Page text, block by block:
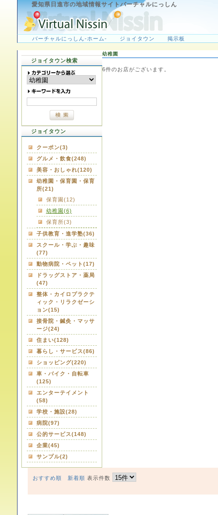
愛知県日進市の地域情報サイトバーチャルにっしん
バーチャルにっしん-ホーム- ジョイタウン 掲示板
ジョイタウン検索
ジョイタウン
クーポン(3)
グルメ・飲食(248)
美容・おしゃれ(120)
幼稚園・保育園・保育
所(21)
保育園(12)
幼稚園(6)
保育所(3)
子供教育・進学塾(36)
スクール・学ぶ・趣味
(77)
動物病院・ペット(17)
ドラッグストア・薬局
(47)
整体・カイロプラクテ
ィック・リラクゼーシ
ョン(15)
接骨院・鍼灸・マッサ
ージ(24)
住まい(128)
暮らし・サービス(86)
ショッピング(220)
車・バイク・自転車
(125)
エンターテイメント
(58)
学校・施設(28)
病院(97)
公的サービス(148)
企業(45)
サンプル(2)
幼稚園
6件のお店がございます。
おすすめ順 新着順 表示件数